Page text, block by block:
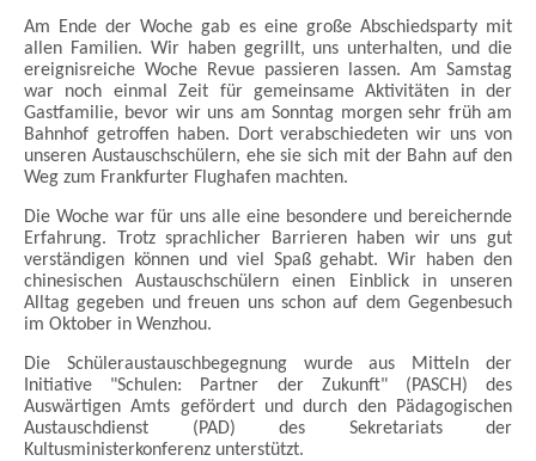
Am Ende der Woche gab es eine große Abschiedsparty mit
allen Familien. Wir haben gegrillt, uns unterhalten, und die
ereignisreiche Woche Revue passieren lassen. Am Samstag
war noch einmal Zeit für gemeinsame Aktivitäten in der
Gastfamilie, bevor wir uns am Sonntag morgen sehr früh am
Bahnhof getroffen haben. Dortverabschiedeten wir uns von
unseren Austauschschülern, ehe sie sich mit der Bahnauf den
Weg zum Frankfurter Flughafen machten.
Die Woche war für uns alle eine besondere und bereichernde
Erfahrung. Trotzsprachlicher Barrieren haben wir uns gut
verständigen können und viel Spaß gehabt. Wir
haben den
chinesischen Austauschschülern einen Einblick in unseren
Alltag gegeben und freuen uns schon auf dem Gegenbesuch
im Oktober in Wenzhou.
Die Schüleraustauschbegegnung wurde aus Mitteln der
Initiative "Schulen: Partner der Zukunft" (PASCH) des
Auswärtigen Amts gefördert und durch den Pädagogischen
Austauschdienst (PAD) des Sekretariats der
Kultusministerkonferenz unterstützt.